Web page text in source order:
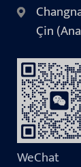
Çin
WeChat